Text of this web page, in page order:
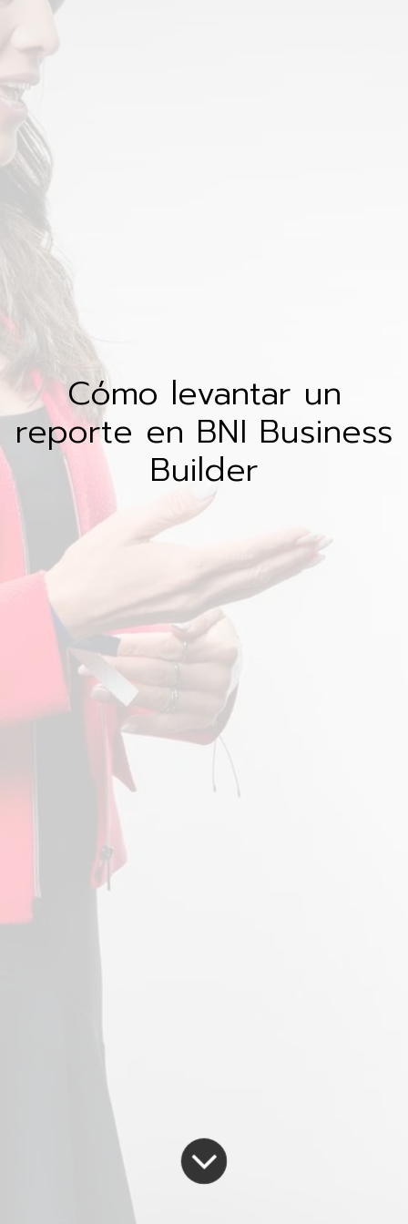
Cómo levantar un
reporte en BNI Business
Builder